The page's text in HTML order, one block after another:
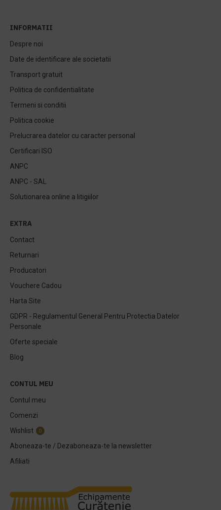
INFORMATII
Despre noi
Date de identificare ale societatii
Transport gratuit
Politica de confidentialitate
Termeni si conditii
Politica cookie
Prelucrarea datelor cu caracter personal
Certificari ISO
ANPC
ANPC - SAL
Solutionarea online a litigiilor
EXTRA
Contact
Returnari
Producatori
Vouchere Cadou
Harta Site
GDPR - Regulamentul General Pentru Protectia Datelor
Personale
Oferte speciale
Blog
CONTUL MEU
Contul meu
Comenzi
Wishlist
0
Aboneaza-te / Dezaboneaza-te la newsletter
Afiliati